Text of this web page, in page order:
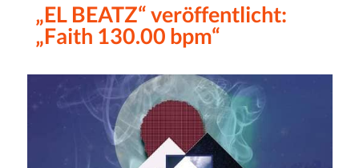
„EL BEATZ“ veröffentlicht:
„Faith 130.00 bpm“